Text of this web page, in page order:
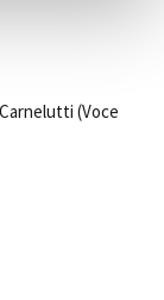
(Voce